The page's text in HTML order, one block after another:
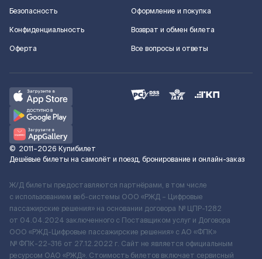
Безопасность
Конфиденциальность
Оферта
Оформление и покупка
Возврат и обмен билета
Все вопросы и ответы
© 2011–2026 Купибилет
Дешёвые билеты на самолёт и поезд, бронирование и онлайн-заказ
Ж/Д билеты предоставляются партнёрами, в том числе
с использованием веб-системы ООО «РЖД – Цифровые
пассажирские решения» на основании договора № ЦПР-1282
от 04.04.2024 заключенного с Поставщиком услуг и Договора
ООО «РЖД-Цифровые пассажирские решения» c АО «ФПК»
№ ФПК-22-316 от 27.12.2022 г. Сайт не является официальным
ресурсом ОАО «РЖД». Стоимость билетов включает сервисный